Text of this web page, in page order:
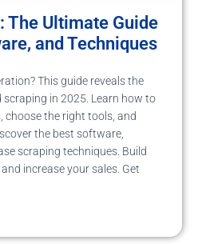
The Ultimate Guide
and Techniques
This guide reveals the
in 2025. Learn how to
choose the right tools, and
the best software,
scraping techniques. Build
increase your sales. Get